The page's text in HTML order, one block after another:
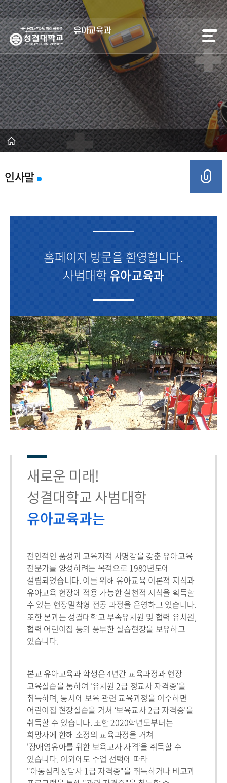
유아교육과
인사말
홈페이지 방문을 환영합니다.
사범대학유아교육과
새로운 미래!
성결대학교 사범대학
유아교육과는
전인적인 품성과 교육자적 사명감을 갖춘 유아교육
전문가를 양성하려는 목적으로 1980년도에
설립되었습니다. 이를 위해 유아교육 이론적 지식과
유아교육 현장에 적용 가능한 실천적 지식을 획득할
수 있는 현장밀착형 전공 과정을 운영하고 있습니다.
또한 본과는 성결대학교 부속유치원 및 협력 유치원,
협력 어린이집 등의 풍부한 실습현장을 보유하고
있습니다.
본교 유아교육과 학생은 4년간 교육과정과 현장
교육실습을 통하여 ‘유치원 2급 정교사 자격증’을
취득하며, 동시에 보육 관련 교육과정을 이수하면
어린이집 현장실습을 거쳐 ‘보육교사 2급 자격증’을
취득할 수 있습니다. 또한 2020학년도부터는
희망자에 한해 소정의 교육과정을 거쳐
'장애영유아를 위한 보육교사 자격’을 취득할 수
있습니다. 이외에도 수업 선택에 따라
"아동심리상담사 1급 자격증"을 취득하거나 비교과